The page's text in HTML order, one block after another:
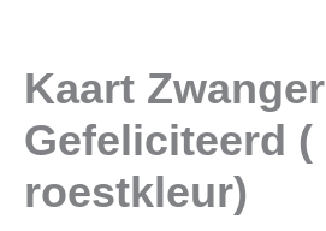
Kaart Zwanger
Gefeliciteerd (
roestkleur)